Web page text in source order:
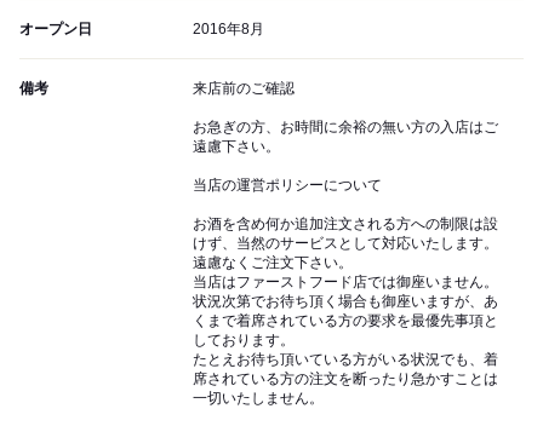
オープン日 2016年8月
備考 来店前のご確認
お急ぎの方、お時間に余裕の無い方の入店はご
遠慮下さい。
当店の運営ポリシーについて
お酒を含め何か追加注文される方への制限は設
けず、当然のサービスとして対応いたします。
遠慮なくご注文下さい。
当店はファーストフード店では御座いません。
状況次第でお待ち頂く場合も御座いますが、あ
くまで着席されている方の要求を最優先事項と
しております。
たとえお待ち頂いている方がいる状況でも、着
席されている方の注文を断ったり急かすことは
一切いたしません。